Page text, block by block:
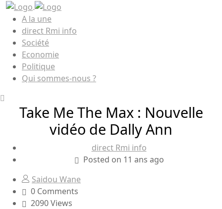
A la une
direct Rmi info
Société
Economie
Politique
Qui sommes-nous ?
Take Me The Max : Nouvelle
vidéo de Dally Ann
direct Rmi info
Posted on 11 ans ago
Saidou Wane
0 Comments
2090 Views